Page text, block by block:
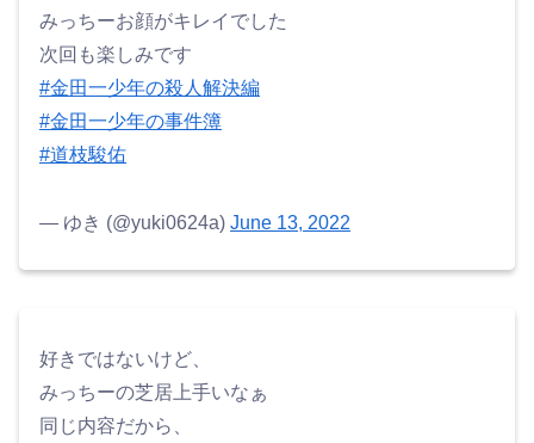
みっちーお顔がキレイでした
次回も楽しみです
#金田一少年の殺人解決編
#金田一少年の事件簿
#道枝駿佑
— ゆき (@yuki0624a) June 13, 2022
好きではないけど、
みっちーの芝居上手いなぁ
同じ内容だから、